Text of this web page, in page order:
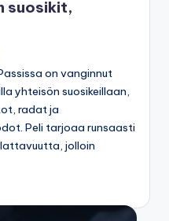
suosikit,
on vanginnut
yhteisön suosikeillaan,
radat ja
Peli tarjoaa runsaasti
jolloin